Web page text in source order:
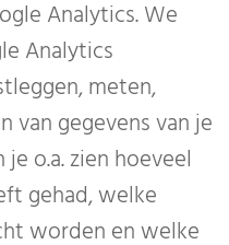
Analytics. We
Analytics
meten,
van gegevens van je
o.a. zien hoeveel
gehad, welke
worden en welke